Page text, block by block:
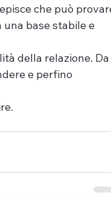
che può
una base stabile e
della relazione.
e perfino